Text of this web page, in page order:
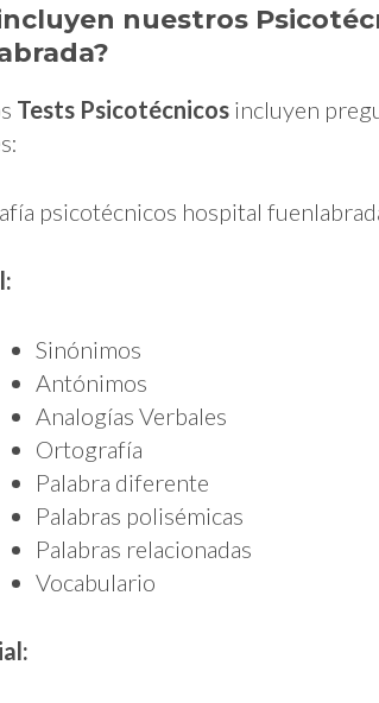
nuestros
Tests Psicotécnicos incluyen
Sinónimos
Antónimos
Analogías Verbales
Ortografía
Palabra diferente
Palabras polisémicas
Palabras relacionadas
Vocabulario